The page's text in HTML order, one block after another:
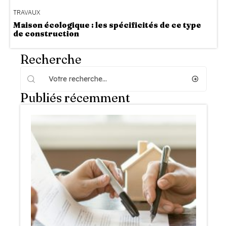
TRAVAUX
Maison écologique : les spécificités de ce type
de construction
Recherche
Publiés récemment